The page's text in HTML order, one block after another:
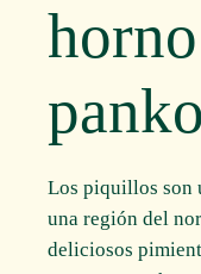
Los piquillos son
una región del
deliciosos